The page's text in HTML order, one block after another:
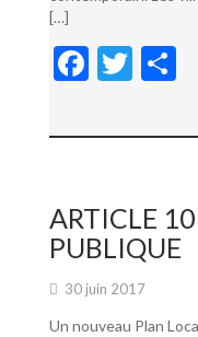
[…]
F
e
o
o
k
T
itt
ARTICLE
PUBLIQUE
30 juin 2017
Un nouveau Plan